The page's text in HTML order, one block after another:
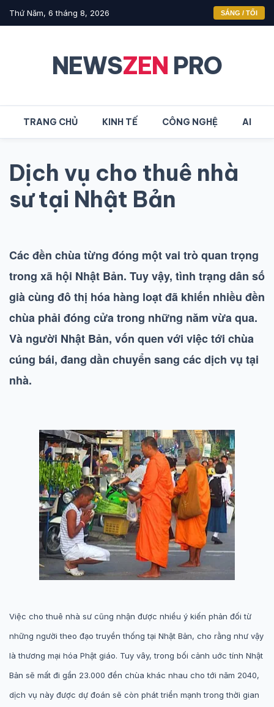
Thứ Năm, 6 tháng 8, 2026 SÁNG / TỐI
NEWSZEN PRO
TRANG CHỦ KINH TẾ CÔNG NGHỆ AI
Dịch vụ cho thuê nhà
sư tại Nhật Bản
Các đền chùa từng đóng một vai trò quan trọng
trong xã hội Nhật Bản. Tuy vậy, tình trạng dân số
già cùng đô thị hóa hàng loạt đã khiến nhiều đền
chùa phải đóng cửa trong những năm vừa qua.
Và người Nhật Bản, vốn quen với việc tới chùa
cúng bái, đang dần chuyển sang các dịch vụ tại
nhà.
Việc cho thuê nhà sư cũng nhận được nhiều ý kiến phản đối từ
những người theo đạo truyền thống tại Nhật Bản, cho rằng như vậy
là thương mại hóa Phật giáo. Tuy vây, trong bối cảnh uớc tính Nhật
Bản sẽ mất đi gần 23.000 đền chùa khác nhau cho tới năm 2040,
dịch vụ này được dự đoán sẽ còn phát triển mạnh trong thời gian